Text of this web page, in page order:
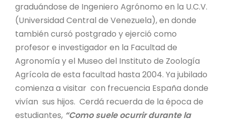
graduándose de Ingeniero Agrónomo en la U.C.V.
(Universidad Central de Venezuela), en donde
también cursó postgrado y ejerció como
profesor e investigador en la Facultad de
Agronomía y el Museo del Instituto de Zoología
Agrícola de esta facultad hasta 2004. Ya jubilado
comienza a visitar con frecuencia España donde
vivían sus hijos. Cerdá recuerda de la época de
estudiantes, “Como suele ocurrir durante la